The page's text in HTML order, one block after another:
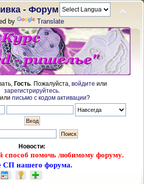
- Форум
by Translate
Гость. Пожалуйста, войдите или
зарегистрируйтесь
письмо с кодом активации?
Новости:
способ помочь любимому форуму.
СП нашего форума.